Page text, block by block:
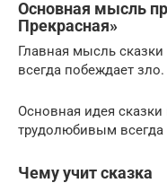
Основная мысль
Прекрасная»
Главная мысль
всегда побеждает зло.
Основная идея
трудолюбивым всегда
Чему учит сказка